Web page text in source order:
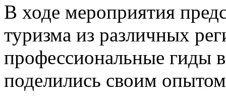
В ходе мероприятия
туризма из различных
профессиональные гиды
поделились своим